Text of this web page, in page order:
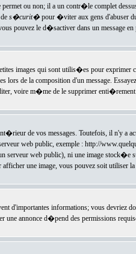
ou non; il a un contr�le complet
s�curit�pour �viter aux gens d'abuser
pouvez le d�sactiver dans un message en
images qui sont utilis�es pour exprimer
de la composition d'un message.
voire m�me de le supprimer
de vos messages. Toutefois, il n'y a
web public, exemple : http://
serveur web public), ni une image stock�e
une image, vous pouvez soit
d'importantes informations; vous devriez
annonce d�pend des permissions